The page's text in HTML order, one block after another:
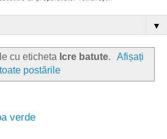
▼
cu eticheta Icre batute.
Afișați
toate postările
verde